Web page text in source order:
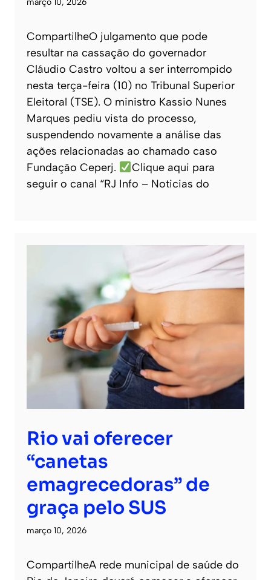
março 10, 2026
CompartilheO julgamento que pode
resultar na cassação do governador
Cláudio Castro voltou a ser interrompido
nesta terça-feira (10) no Tribunal Superior
Eleitoral (TSE). O ministro Kassio Nunes
Marques pediu vista do processo,
suspendendo novamente a análise das
ações relacionadas ao chamado caso
Fundação Ceperj.
Clique aqui para
seguir o canal “RJ Info – Noticias do
Rio vai oferecer
“canetas
emagrecedoras” de
graça pelo SUS
março 10, 2026
CompartilheA rede municipal de saúde do